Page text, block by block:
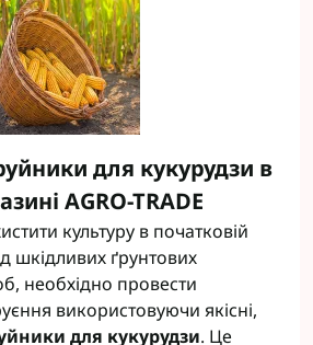
для кукурудзи в
AGRO-TRADE
культуру в початковій
шкідливих ґрунтових
необхідно провести
використовуючи якісні,
для кукурудзи. Це